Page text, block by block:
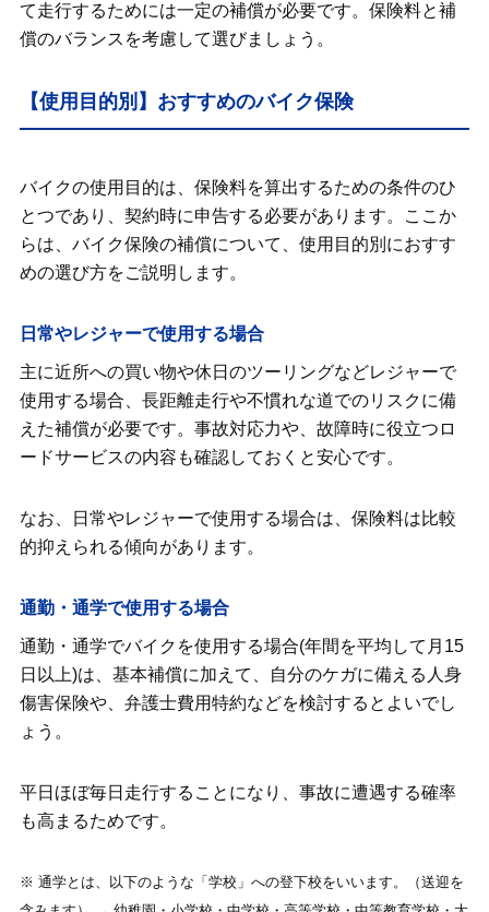
て走行するためには一定の補償が必要です。保険料と補
償のバランスを考慮して選びましょう。
【使用目的別】おすすめのバイク保険
バイクの使用目的は、保険料を算出するための条件のひ
とつであり、契約時に申告する必要があります。ここか
らは、バイク保険の補償について、使用目的別におすす
めの選び方をご説明します。
日常やレジャーで使用する場合
主に近所への買い物や休日のツーリングなどレジャーで
使用する場合、長距離走行や不慣れな道でのリスクに備
えた補償が必要です。事故対応力や、故障時に役立つロ
ードサービスの内容も確認しておくと安心です。
なお、日常やレジャーで使用する場合は、保険料は比較
的抑えられる傾向があります。
通勤・通学で使用する場合
通勤・通学でバイクを使用する場合(年間を平均して月15
日以上)は、基本補償に加えて、自分のケガに備える人身
傷害保険や、弁護士費用特約などを検討するとよいでし
ょう。
平日ほぼ毎日走行することになり、事故に遭遇する確率
も高まるためです。
※ 通学とは、以下のような「学校」への登下校をいいます。（送迎を